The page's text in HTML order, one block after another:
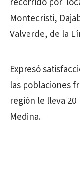
recorrido por
Montecristi,
Valverde, de la
Expresó
las poblaciones
región le lleva
Medina.